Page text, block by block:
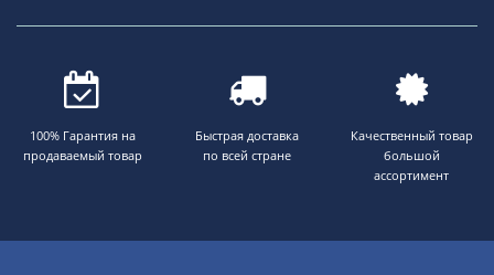
100% Гарантия на
продаваемый товар
Быстрая доставка
по всей стране
Качественный товар
большой
ассортимент